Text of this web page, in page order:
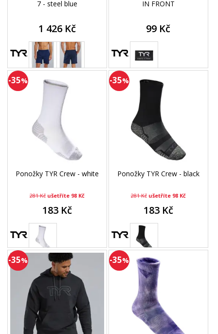
7 - steel blue
1 426 Kč
IN FRONT
99 Kč
-35%
Ponožky TYR Crew - white
281 Kč ušetříte 98 Kč
183 Kč
-35%
Ponožky TYR Crew - black
281 Kč ušetříte 98 Kč
183 Kč
-35% -35%